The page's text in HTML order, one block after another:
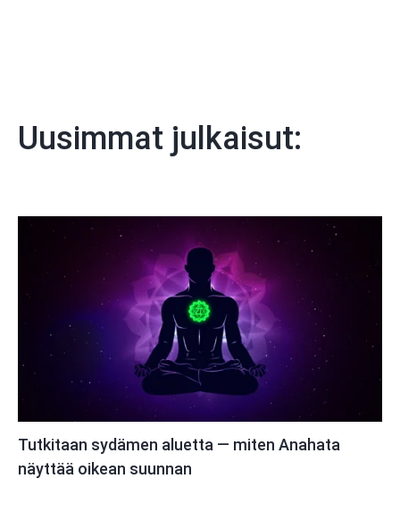
Uusimmat julkaisut:
Tutkitaan sydämen aluetta — miten Anahata
näyttää oikean suunnan